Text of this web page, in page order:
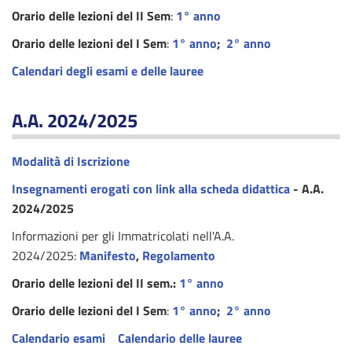
Orario delle lezioni del II Sem: 1° anno
Orario delle lezioni del I Sem: 1° anno; 2° anno
Calendari degli esami e delle lauree
A.A. 2024/2025
Modalità di Iscrizione
Insegnamenti erogati con link alla scheda didattica - A.A.
2024/2025
Informazioni per gli Immatricolati nell'A.A.
2024/2025: Manifesto, Regolamento
Orario delle lezioni del II sem.: 1° anno
Orario delle lezioni del I Sem: 1° anno; 2° anno
Calendario esami
Calendario delle lauree